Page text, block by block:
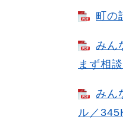
町の
みん
まず相
みん
ル／